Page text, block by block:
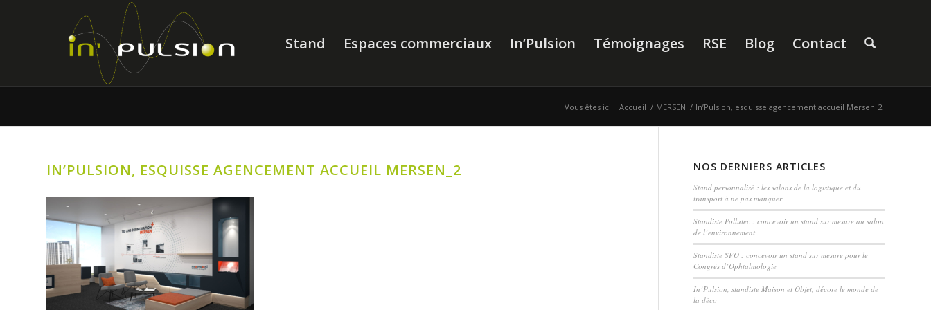
Stand Espaces commerciaux In’Pulsion Témoignages RSE Blog Contact
Vous êtes ici : Accueil / MERSEN / In’Pulsion, esquisse agencement accueil Mersen_2
IN’PULSION, ESQUISSE AGENCEMENT ACCUEIL MERSEN_2 NOS DERNIERS ARTICLES
Stand personnalisé : les salons de la logistique et du
transport à ne pas manquer
Standiste Pollutec : concevoir un stand sur mesure au salon
de l’environnement
Standiste SFO : concevoir un stand sur mesure pour le
Congrès d’Ophtalmologie
In’Pulsion, standiste Maison et Objet, décore le monde de
la déco